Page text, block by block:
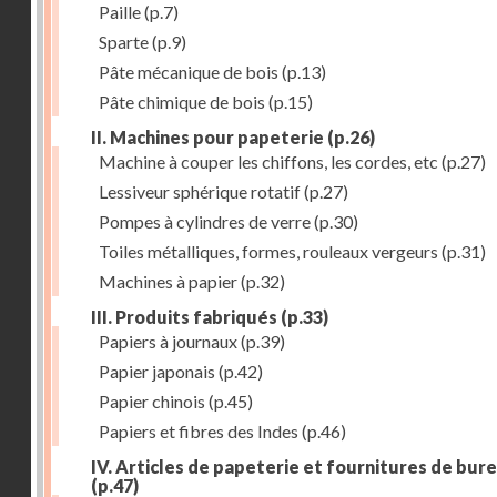
Paille(p.7)
Sparte(p.9)
Pâte mécanique de bois (p.13)
Pâte chimique de bois (p.15)
II. Machines pour papeterie (p.26)
Machine à couper les chiffons, les cordes, etc (p.27)
Lessiveur sphérique rotatif(p.27)
Pompes à cylindres de verre(p.30)
Toiles métalliques, formes, rouleaux vergeurs (p.31)
Machines à papier(p.32)
III. Produits fabriqués (p.33)
Papiers à journaux(p.39)
Papier japonais (p.42)
Papier chinois (p.45)
Papiers et fibres des Indes (p.46)
IV. Articles de papeterie et fournitures de
(p.47)